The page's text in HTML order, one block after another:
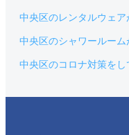
中央区のレンタルウェア
中央区のシャワールーム
中央区のコロナ対策をし